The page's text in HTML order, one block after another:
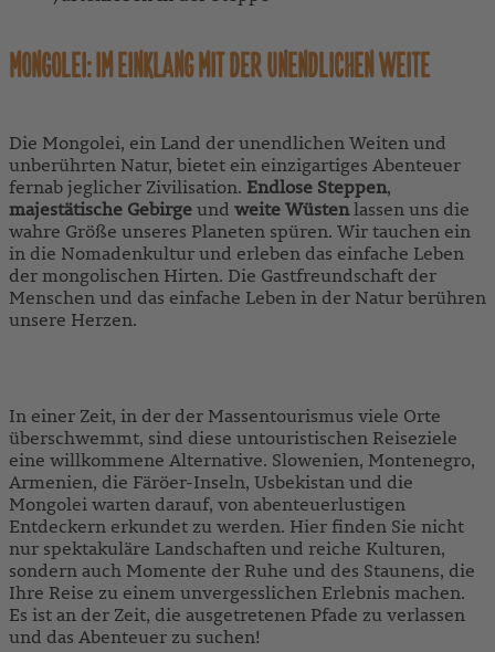
MONGOLEI: IM EINKLANG MIT DER UNENDLICHEN WEITE
Die Mongolei, ein Land der unendlichen Weiten und
unberührten Natur, bietet ein einzigartiges Abenteuer
fernab jeglicher Zivilisation. Endlose Steppen,
majestätische Gebirgeund weite Wüstenlassen uns die
wahre Größe unseres Planeten spüren. Wir tauchen ein
in die Nomadenkultur und erleben das einfache Leben
der mongolischen Hirten. Die Gastfreundschaft der
Menschen und das einfache Leben in der Natur berühren
unsere Herzen.
In einer Zeit, in der der Massentourismus viele Orte
überschwemmt, sind diese untouristischen Reiseziele
eine willkommene Alternative. Slowenien, Montenegro,
Armenien, die Färöer-Inseln, Usbekistan und die
Mongolei warten darauf, von abenteuerlustigen
Entdeckern erkundet zu werden. Hier finden Sie nicht
nur spektakuläre Landschaften und reiche Kulturen,
sondern auch Momente der Ruhe und des Staunens, die
Ihre Reise zu einem unvergesslichen Erlebnis machen.
Es ist an der Zeit, die ausgetretenen Pfade zu verlassen
und das Abenteuer zu suchen!